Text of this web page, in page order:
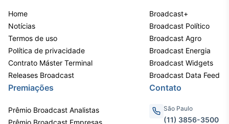
Gestão de
Investimentos
Home
Notícias
Termos de uso
Política de privacidade
Contrato Máster Terminal
Releases Broadcast
Broadcast+
Broadcast Político
Broadcast Agro
Broadcast Energia
Broadcast Widgets
Broadcast Data Feed
Premiações
Prêmio Broadcast Analistas
Prêmio Broadcast Empresas
Contato
São Paulo
(11) 3856-3500